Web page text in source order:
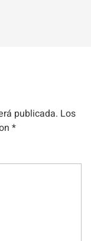
publicada. Los
*